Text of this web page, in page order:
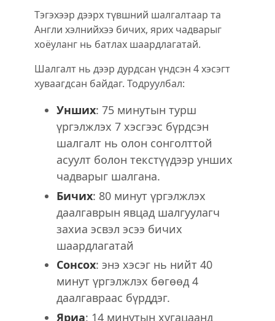
Тэгэхээр дээрх түвшний шалгалтаар та
Англи хэлнийхээ бичих, ярих чадварыг
хоёуланг нь батлах шаардлагатай.
Шалгалт нь дээр дурдсан үндсэн 4 хэсэгт
хуваагдсан байдаг. Тодруулбал:
Унших: 75 минутын турш
үргэлжлэх 7 хэсгээс бүрдсэн
шалгалт нь олон сонголттой
асуулт болон текстүүдээр унших
чадварыг шалгана.
Бичих: 80 минут үргэлжлэх
даалгаврын явцад шалгуулагч
захиа эсвэл эсээ бичих
шаардлагатай
Сонсох: энэ хэсэг нь нийт 40
минут үргэлжлэх бөгөөд 4
даалгавраас бүрддэг.
Яриа: 14 минутын хугацаанд